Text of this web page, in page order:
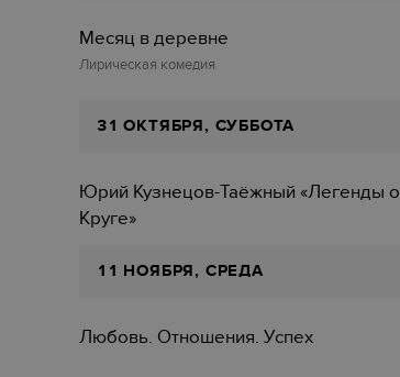
Месяц в деревне
Лирическая комедия
31 ОКТЯБРЯ, СУББОТА
Юрий Кузнецов-Таёжный «Легенды о
Круге»
11 НОЯБРЯ, СРЕДА
Любовь. Отношения. Успех